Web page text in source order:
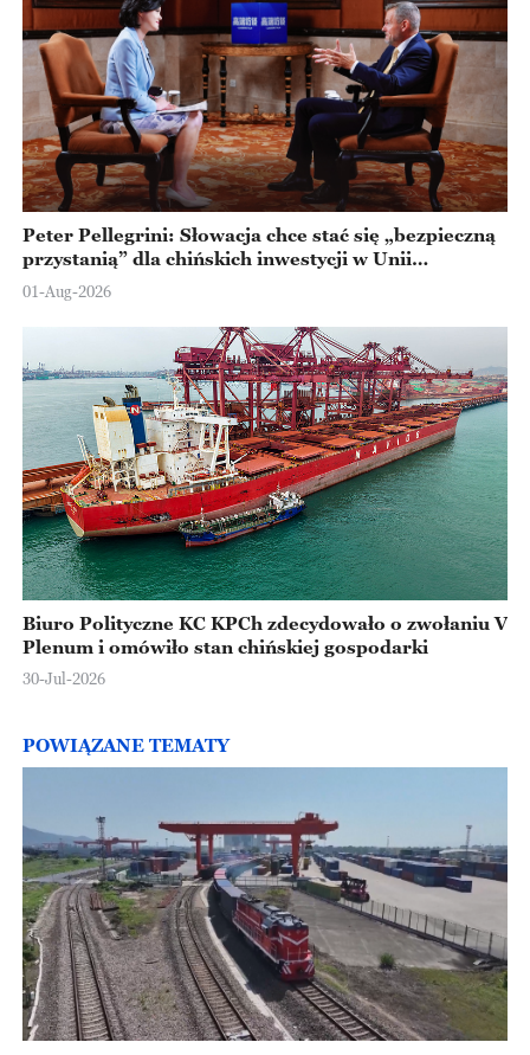
Peter Pellegrini: Słowacja chce stać się „bezpieczną
przystanią” dla chińskich inwestycji w Unii
Europejskiej
01-Aug-2026
Biuro Polityczne KC KPCh zdecydowało o zwołaniu V
Plenum i omówiło stan chińskiej gospodarki
30-Jul-2026
POWIĄZANE TEMATY